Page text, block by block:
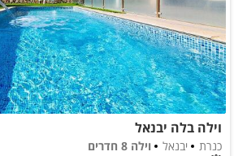
וילה בלה יבנאל
כנרת יבנאל
וילה 8 חדרים